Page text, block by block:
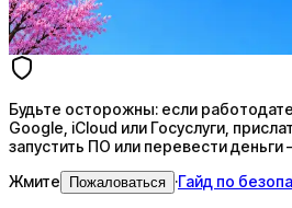
Будьте осторожны: если
Google, iCloud или Госуслуги,
запустить ПО или перевести
Жмите
Пожаловаться ·Гайд по